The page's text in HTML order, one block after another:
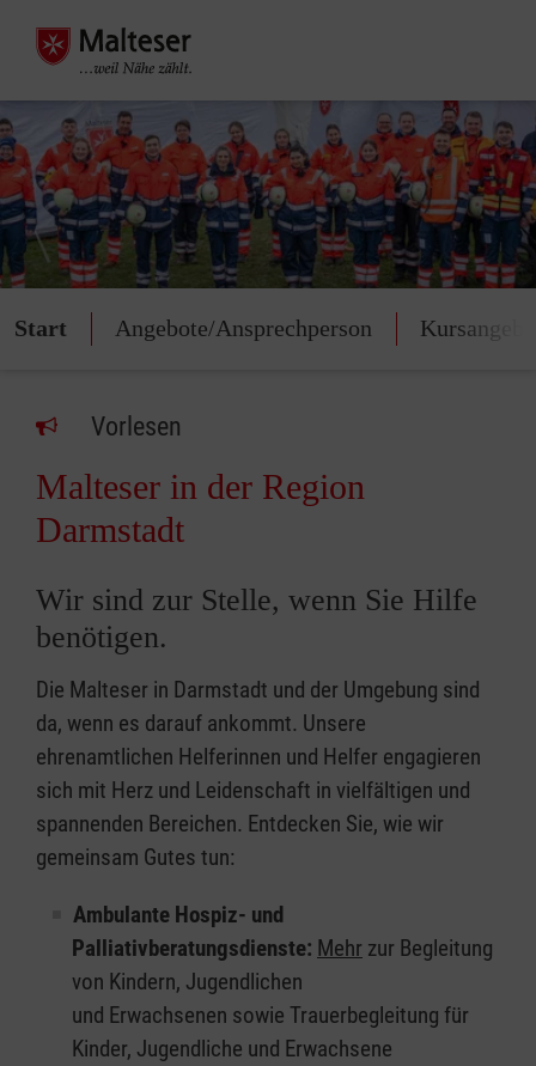
Start Angebote/Ansprechperson
Vorlesen
Malteser in der Region
Darmstadt
Wir sind zur Stelle, wenn Sie Hilfe
benötigen.
Die Malteser in Darmstadt und der Umgebung sind
da, wenn es darauf ankommt. Unsere
ehrenamtlichen Helferinnen und Helfer engagieren
sich mit Herz und Leidenschaft in vielfältigen und
spannenden Bereichen. Entdecken Sie, wie wir
gemeinsam Gutes tun:
Ambulante Hospiz- und
Palliativberatungsdienste: Mehr zur Begleitung
von Kindern, Jugendlichen
und Erwachsenen sowie Trauerbegleitung für
Kinder, Jugendliche und Erwachsene